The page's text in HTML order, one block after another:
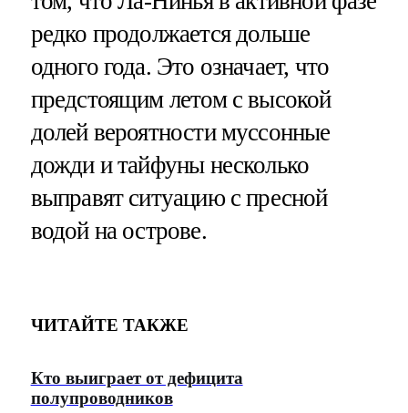
редко продолжается дольше
одного года. Это означает, что
предстоящим летом с высокой
долей вероятности муссонные
дожди и тайфуны несколько
выправят ситуацию с пресной
водой на острове.
ЧИТАЙТЕ ТАКЖЕ
Кто выиграет от дефицита
полупроводников